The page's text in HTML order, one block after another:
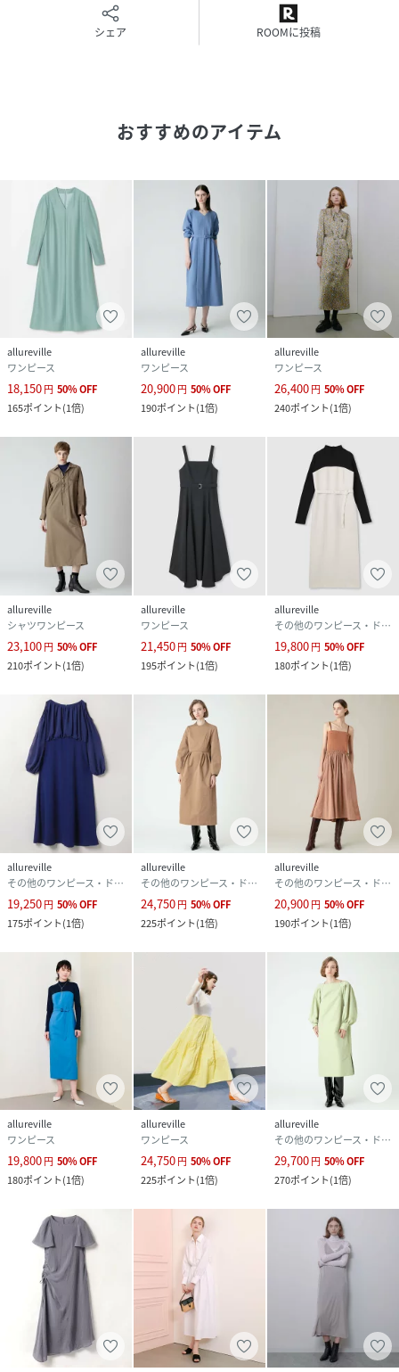
JZ4400_20241014070
20241014070-11-010 JZ4400
シェア ROOMに投稿
おすすめのアイテム
allureville
ワンピース
18,150円 50%OFF
165ポイント(1倍)
allureville
ワンピース
20,900円 50%OFF
190ポイント(1倍)
allureville
ワンピース
26,400円 50%OFF
240ポイント(1倍)
allureville
シャツワンピース
23,100円 50%OFF
210ポイント(1倍)
allureville
ワンピース
21,450円 50%OFF
195ポイント(1倍)
allureville
その他のワンピース・ドレス
19,800円 50%OFF
180ポイント(1倍)
allureville
その他のワンピース・ドレス
19,250円 50%OFF
175ポイント(1倍)
allureville
その他のワンピース・ドレス
24,750円 50%OFF
225ポイント(1倍)
allureville
その他のワンピース・ドレス
20,900円 50%OFF
190ポイント(1倍)
allureville
ワンピース
19,800円 50%OFF
180ポイント(1倍)
allureville
ワンピース
24,750円 50%OFF
225ポイント(1倍)
allureville
その他のワンピース・ドレス
29,700円 50%OFF
270ポイント(1倍)